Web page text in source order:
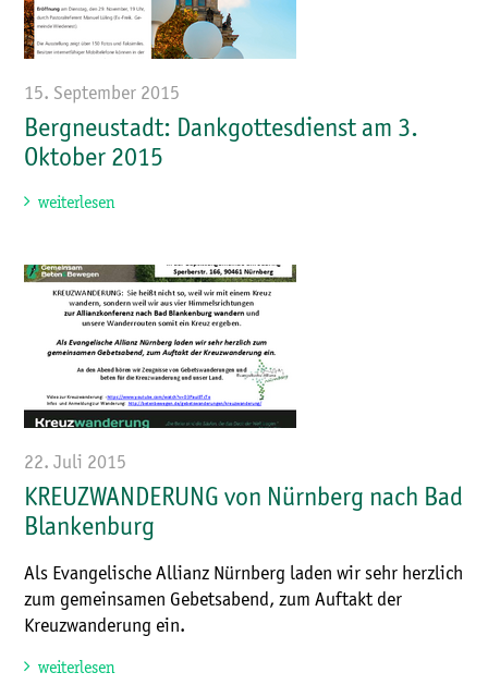
15. September 2015
Bergneustadt: Dankgottesdienst am 3.
Oktober 2015
weiterlesen
22. Juli 2015
KREUZWANDERUNG von Nürnberg nach Bad
Blankenburg
Als Evangelische Allianz Nürnberg laden wir sehr herzlich
zum gemeinsamen Gebetsabend, zum Auftakt der
Kreuzwanderung ein.
weiterlesen